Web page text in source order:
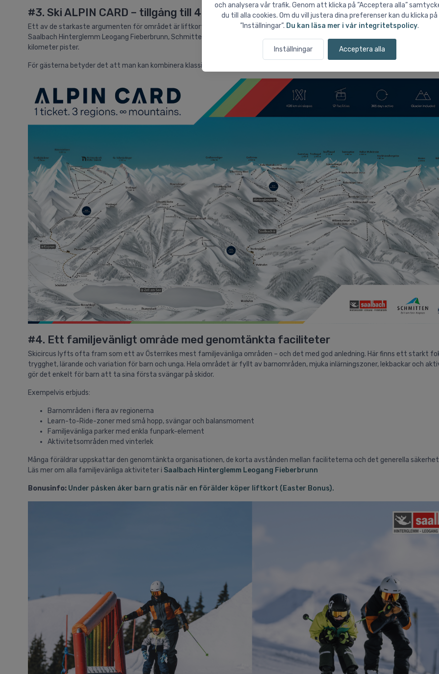
och analysera vår trafik. Genom att klicka på ”Acceptera alla”
du till alla cookies. Om du vill justera dina preferenser kan du klicka på
”Inställningar”. Du kan läsa mer i vår integritetspolicy.
Inställningar Acceptera alla
#3. Ski ALPIN CARD – tillgång till 408 km pister
Ett av de starkaste argumenten för området är liftkortet. Ski ALPIN CARDger automatiskt tillgång till tre
Saalbach Hinterglemm Leogang Fieberbrunn, Schmittenhöhe i Zell am See och Kitzsteinhorn-glaciären i Kaprun. Tillsammans
kilometer pister.
För gästerna betyder det att man kan kombinera klassisk piståkning med högfjällsåkning och glaciärförhållanden.
#4. Ett familjevänligt område med genomtänkta faciliteter
Skicircus lyfts ofta fram som ett av Österrikes mest familjevänliga områden – och det med god anledning. Här finns ett starkt
trygghet, lärande och variation för barn och unga. Hela området är fyllt av barnområden, mjuka inlärningszoner, lekbackar och
gör det enkelt för barn att ta sina första svängar på skidor.
Exempelvis erbjuds:
Barnområden i flera av regionerna
Learn-to-Ride-zoner med små hopp, svängar och balansmoment
Familjevänliga parker med enkla funpark-element
Aktivitetsområden med vinterlek
Många föräldrar uppskattar den genomtänkta organisationen, de korta avstånden mellan faciliteterna och det generella
Läs mer om alla familjevänliga aktiviteter i Saalbach Hinterglemm Leogang Fieberbrunn
Bonusinfo: Under påsken åker barn gratis när en förälder köper liftkort (Easter Bonus).